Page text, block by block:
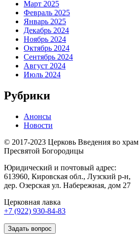
Март 2025
Февраль 2025
Январь 2025
Декабрь 2024
Ноябрь 2024
Октябрь 2024
Сентябрь 2024
Август 2024
Июль 2024
Рубрики
Анонсы
Новости
© 2017-2023 Церковь Введения во храм
Пресвятой Богородицы
Юридический и почтовый адрес:
613960, Кировская обл., Лузский р-н,
дер. Озерская ул. Набережная, дом 27
Церковная лавка
+7 (922) 930-84-83
Задать вопрос